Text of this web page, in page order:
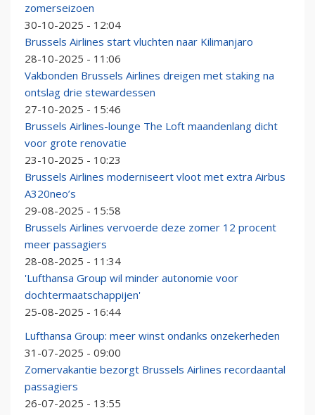
zomerseizoen
30-10-2025 - 12:04
Brussels Airlines start vluchten naar Kilimanjaro
28-10-2025 - 11:06
Vakbonden Brussels Airlines dreigen met staking na
ontslag drie stewardessen
27-10-2025 - 15:46
Brussels Airlines-lounge The Loft maandenlang dicht
voor grote renovatie
23-10-2025 - 10:23
Brussels Airlines moderniseert vloot met extra Airbus
A320neo’s
29-08-2025 - 15:58
Brussels Airlines vervoerde deze zomer 12 procent
meer passagiers
28-08-2025 - 11:34
'Lufthansa Group wil minder autonomie voor
dochtermaatschappijen'
25-08-2025 - 16:44
Lufthansa Group: meer winst ondanks onzekerheden
31-07-2025 - 09:00
Zomervakantie bezorgt Brussels Airlines recordaantal
passagiers
26-07-2025 - 13:55